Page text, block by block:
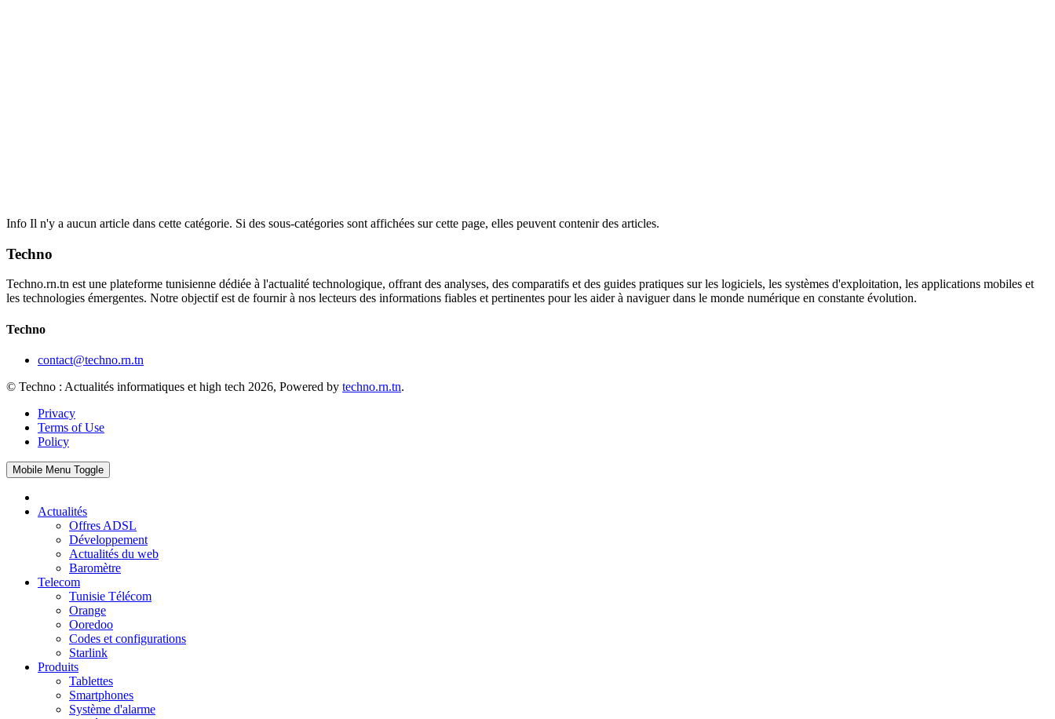
Info Il n'y a aucun article dans cette catégorie. Si des sous-catégories sont affichées sur cette page, elles peuvent contenir des articles.
Techno
Techno.rn.tn est une plateforme tunisienne dédiée à l'actualité technologique, offrant des analyses, des comparatifs et des guides pratiques sur les logiciels, les systèmes d'exploitation, les applications mobiles et
les technologies émergentes. Notre objectif est de fournir à nos lecteurs des informations fiables et pertinentes pour les aider à naviguer dans le monde numérique en constante évolution.
Techno
contact@techno.rn.tn
© Techno : Actualités informatiques et high tech 2026, Powered by techno.rn.tn.
Privacy
Terms of Use
Policy
Mobile Menu Toggle
Actualités
Offres ADSL
Développement
Actualités du web
Baromètre
Telecom
Tunisie Télécom
Orange
Ooredoo
Codes et configurations
Starlink
Produits
Tablettes
Smartphones
Système d'alarme